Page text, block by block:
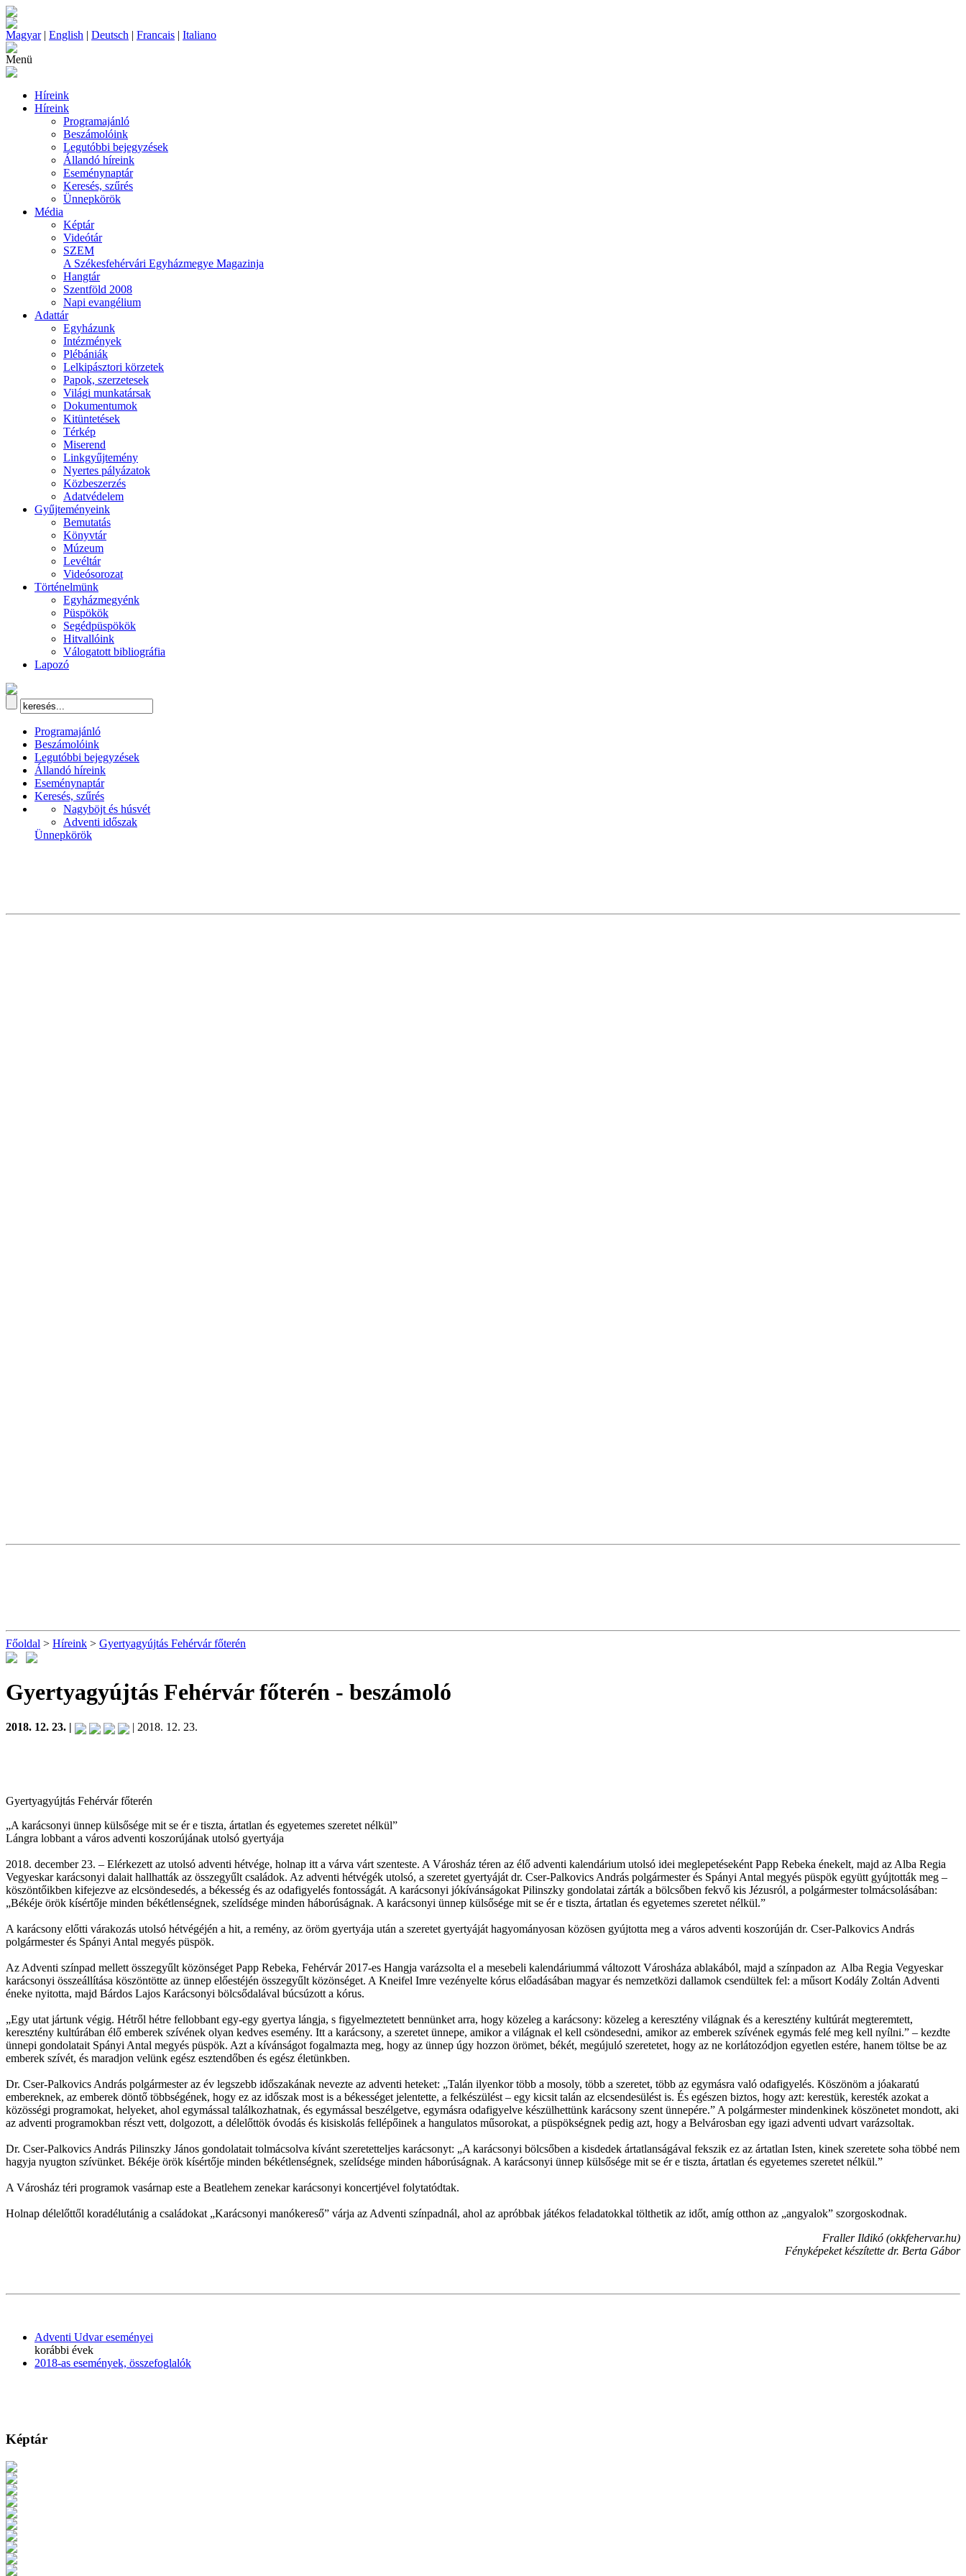
Magyar| English | Deutsch | Francais | Italiano
Menü
Híreink
Híreink
Programajánló
Beszámolóink
Legutóbbi bejegyzések
Állandó híreink
Eseménynaptár
Keresés, szűrés
Ünnepkörök
Média
Képtár
Videótár
SZEM
A Székesfehérvári Egyházmegye Magazinja
Hangtár
Szentföld 2008
Napi evangélium
Adattár
Egyházunk
Intézmények
Plébániák
Lelkipásztori körzetek
Papok, szerzetesek
Világi munkatársak
Dokumentumok
Kitüntetések
Térkép
Miserend
Linkgyűjtemény
Nyertes pályázatok
Közbeszerzés
Adatvédelem
Gyűjteményeink
Bemutatás
Könyvtár
Múzeum
Levéltár
Videósorozat
Történelmünk
Egyházmegyénk
Püspökök
Segédpüspökök
Hitvallóink
Válogatott bibliográfia
Lapozó
Programajánló
Beszámolóink
Legutóbbi bejegyzések
Állandó híreink
Eseménynaptár
Keresés, szűrés
Nagyböjt és húsvét
Adventi időszak
Ünnepkörök
Főoldal > Híreink > Gyertyagyújtás Fehérvár főterén
Gyertyagyújtás Fehérvár főterén - beszámoló
2018. 12. 23. | | 2018. 12. 23.
Gyertyagyújtás Fehérvár főterén
„A karácsonyi ünnep külsősége mit se ér e tiszta, ártatlan és egyetemes szeretet nélkül”
Lángra lobbant a város adventi koszorújának utolsó gyertyája
2018. december 23. – Elérkezett az utolsó adventi hétvége, holnap itt a várva várt szenteste. A Városház téren az élő adventi kalendárium utolsó idei meglepetéseként Papp Rebeka énekelt, majd az Alba Regia
Vegyeskar karácsonyi dalait hallhatták az összegyűlt családok. Az adventi hétvégék utolsó, a szeretet gyertyáját dr. Cser-Palkovics András polgármester és Spányi Antal megyés püspök együtt gyújtották meg –
köszöntőikben kifejezve az elcsöndesedés, a békesség és az odafigyelés fontosságát. A karácsonyi jókívánságokat Pilinszky gondolatai zárták a bölcsőben fekvő kis Jézusról, a polgármester tolmácsolásában:
„Békéje örök kísértője minden békétlenségnek, szelídsége minden háborúságnak. A karácsonyi ünnep külsősége mit se ér e tiszta, ártatlan és egyetemes szeretet nélkül.”
A karácsony előtti várakozás utolsó hétvégéjén a hit, a remény, az öröm gyertyája után a szeretet gyertyáját hagyományosan közösen gyújtotta meg a város adventi koszorúján dr. Cser-Palkovics András
polgármester és Spányi Antal megyés püspök.
Az Adventi színpad mellett összegyűlt közönséget Papp Rebeka, Fehérvár 2017-es Hangja varázsolta el a mesebeli kalendáriummá változott Városháza ablakából, majd a színpadon az Alba Regia Vegyeskar
karácsonyi összeállítása köszöntötte az ünnep előestéjén összegyűlt közönséget. A Kneifel Imre vezényelte kórus előadásában magyar és nemzetközi dallamok csendültek fel: a műsort Kodály Zoltán Adventi
éneke nyitotta, majd Bárdos Lajos Karácsonyi bölcsődalával búcsúzott a kórus.
„Egy utat jártunk végig. Hétről hétre fellobbant egy-egy gyertya lángja, s figyelmeztetett bennünket arra, hogy közeleg a karácsony: közeleg a keresztény világnak és a keresztény kultúrát megteremtett,
keresztény kultúrában élő emberek szívének olyan kedves esemény. Itt a karácsony, a szeretet ünnepe, amikor a világnak el kell csöndesedni, amikor az emberek szívének egymás felé meg kell nyílni.” – kezdte
ünnepi gondolatait Spányi Antal megyés püspök. Azt a kívánságot fogalmazta meg, hogy az ünnep úgy hozzon örömet, békét, megújuló szeretetet, hogy az ne korlátozódjon egyetlen estére, hanem töltse be az
emberek szívét, és maradjon velünk egész esztendőben és egész életünkben.
Dr. Cser-Palkovics András polgármester az év legszebb időszakának nevezte az adventi heteket: „Talán ilyenkor több a mosoly, több a szeretet, több az egymásra való odafigyelés. Köszönöm a jóakaratú
embereknek, az emberek döntő többségének, hogy ez az időszak most is a békességet jelentette, a felkészülést – egy kicsit talán az elcsendesülést is. És egészen biztos, hogy azt: kerestük, keresték azokat a
közösségi programokat, helyeket, ahol egymással találkozhatnak, és egymással beszélgetve, egymásra odafigyelve készülhettünk karácsony szent ünnepére.” A polgármester mindenkinek köszönetet mondott, aki
az adventi programokban részt vett, dolgozott, a délelőttök óvodás és kisiskolás fellépőinek a hangulatos műsorokat, a püspökségnek pedig azt, hogy a Belvárosban egy igazi adventi udvart varázsoltak.
Dr. Cser-Palkovics András Pilinszky János gondolatait tolmácsolva kívánt szeretetteljes karácsonyt: „A karácsonyi bölcsőben a kisdedek ártatlanságával fekszik ez az ártatlan Isten, kinek szeretete soha többé nem
hagyja nyugton szívünket. Békéje örök kísértője minden békétlenségnek, szelídsége minden háborúságnak. A karácsonyi ünnep külsősége mit se ér e tiszta, ártatlan és egyetemes szeretet nélkül.”
A Városház téri programok vasárnap este a Beatlehem zenekar karácsonyi koncertjével folytatódtak.
Holnap délelőttől koradélutánig a családokat „Karácsonyi manókereső” várja az Adventi színpadnál, ahol az apróbbak játékos feladatokkal tölthetik az időt, amíg otthon az „angyalok” szorgoskodnak.
Fraller Ildikó (okkfehervar.hu)
Fényképeket készítette dr. Berta Gábor
Adventi Udvar eseményei
korábbi évek
2018-as események, összefoglalók
Képtár